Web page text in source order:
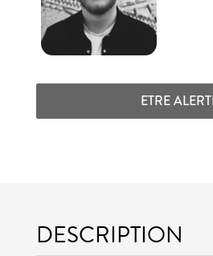
ETRE
DESCRIPTION